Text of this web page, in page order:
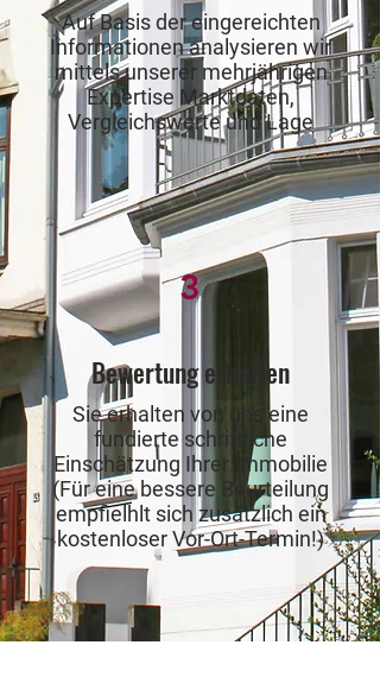
Auf Basis der eingereichten
Informationen analysieren wir
mittels unserer mehrjährigen
Expertise Marktdaten,
Vergleichswerte und Lage
3
Bewertung erhalten
Sie erhalten von uns eine
fundierte schriftliche
Einschätzung Ihrer Immobilie
(Für eine bessere Beurteilung
empfielhlt sich zusätzlich ein
kostenloser Vor-Ort-Termin!)